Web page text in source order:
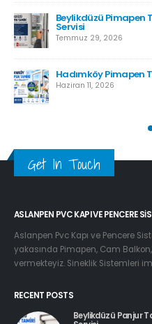
Beylikdüzü Pimapen
Servisi
Temmuz 29, 2026
Hadımköy Pimapen
Haziran 11, 2026
Get In Touch
ASLANPEN PVC KAPI VE PENCERE
Aslanpen Pvc Kapı ve Pencere
yakasında Pimapen, Cam
vermekteyiz. Sineklik Sistemleri
RECENT POSTS
Beylikdüzü Panjur